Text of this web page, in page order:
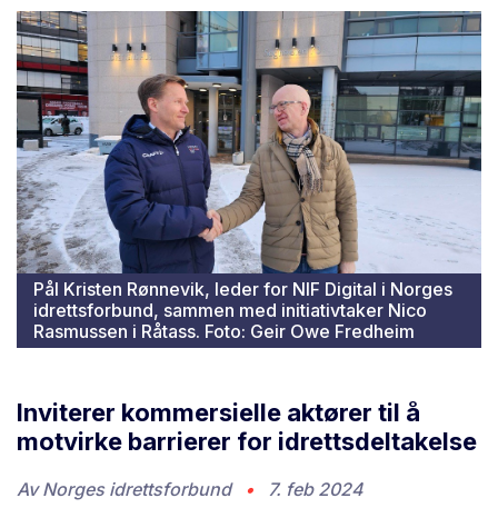
Pål Kristen Rønnevik, leder for NIF Digital i Norges
idrettsforbund, sammen med initiativtaker Nico
Rasmussen i Råtass. Foto: Geir Owe Fredheim
Inviterer kommersielle aktører til å
motvirke barrierer for idrettsdeltakelse
AvNorges idrettsforbund • 7. feb 2024